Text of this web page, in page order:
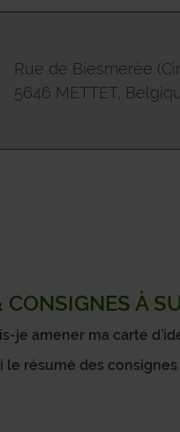
Rue de Biesmerée
5646 METTET,
CONSIGNES À
je amener ma carte
le résumé des